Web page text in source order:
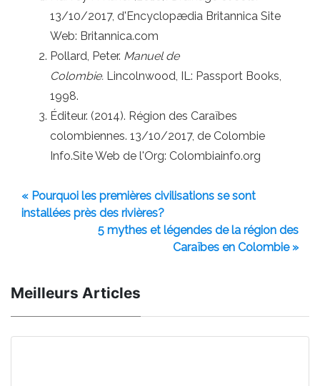
13/10/2017, d'Encyclopædia Britannica Site
Web: Britannica.com
Pollard, Peter. Manuel de
Colombie. Lincolnwood, IL: Passport Books,
1998.
Éditeur. (2014). Région des Caraïbes
colombiennes. 13/10/2017, de Colombie
Info.Site Web de l'Org: Colombiainfo.org
« Pourquoi les premières civilisations se sont
installées près des rivières?
5 mythes et légendes de la région des
Caraïbes en Colombie »
Meilleurs Articles